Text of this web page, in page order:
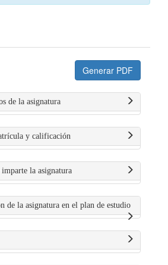
Generar PDF
de la asignatura
y calificación
la asignatura
de la asignatura en el plan de estudio